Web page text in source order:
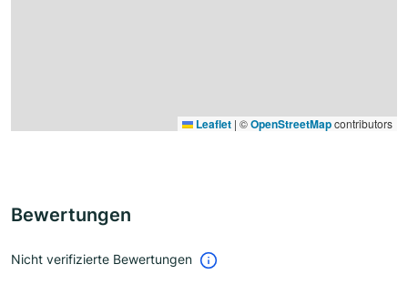
Leaflet | ©OpenStreetMapcontributors
Bewertungen
Nicht verifizierte Bewertungen